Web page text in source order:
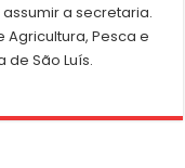
a secretaria.
Pesca e
São Luís.